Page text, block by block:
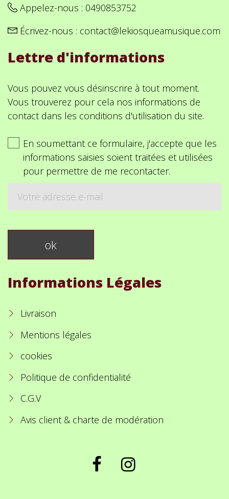
Appelez-nous : 0490853752
Écrivez-nous : contact@lekiosqueamusique.com
Lettre d'informations
Vous pouvez vous désinscrire à tout moment.
Vous trouverez pour cela nos informations de
contact dans les conditions d'utilisation du site.
En soumettant ce formulaire, j'accepte que les
informations saisies soient traitées et utilisées
pour permettre de me recontacter.
Informations Légales
Livraison
Mentions légales
cookies
Politique de confidentialité
C.G.V
Avis client & charte de modération